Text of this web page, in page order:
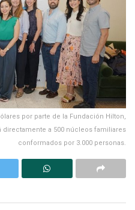
por parte de la Fundación Hilton,
a 500 núcleos familiares
conformados por 3.000 personas.